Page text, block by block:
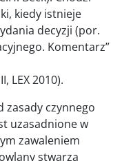
kiedy istnieje
decyzji (por.
Komentarz”
LEX 2010).
zasady czynnego
uzasadnione w
zawaleniem
stwarza